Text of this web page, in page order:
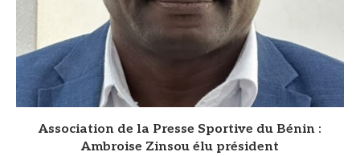
Association de la Presse Sportive du Bénin :
Ambroise Zinsou élu président